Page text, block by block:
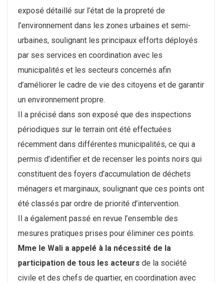
exposé détaillé sur l’état de la propreté de
l’environnement dans les zones urbaines et semi-
urbaines, soulignant les principaux efforts déployés
par ses services en coordination avec les
municipalités et les secteurs concernés afin
d’améliorer le cadre de vie des citoyens et de garantir
un environnement propre.
Il a précisé dans son exposé que des inspections
périodiques sur le terrain ont été effectuées
récemment dans différentes municipalités, ce qui a
permis d’identifier et de recenser les points noirs qui
constituent des foyers d’accumulation de déchets
ménagers et marginaux, soulignant que ces points ont
été classés par ordre de priorité d’intervention.
Il a également passé en revue l’ensemble des
mesures pratiques prises pour éliminer ces points.
Mme le Wali a appelé à la nécessité de la
participation de tous les acteurs de la société
civile et des chefs de quartier, en coordination avec